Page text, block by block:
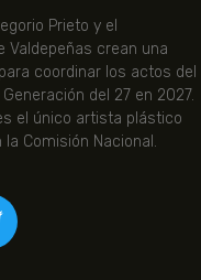
Prieto y el
Valdepeñas crean una
coordinar los actos del
del 27 en 2027.
el único artista plástico
Comisión Nacional.